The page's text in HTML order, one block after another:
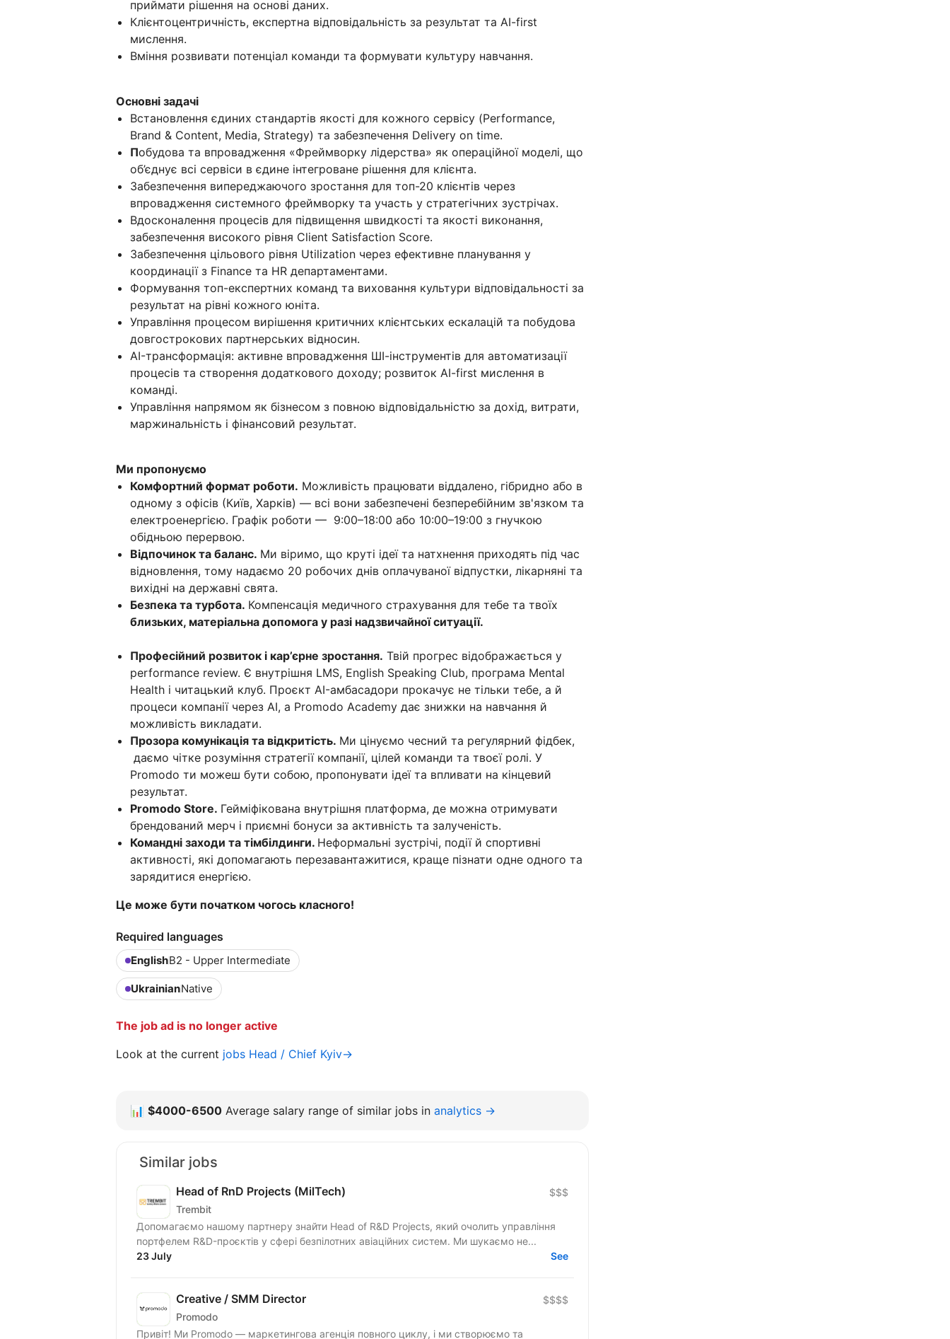
приймати рішення на основі даних.
Клієнтоцентричність, експертна відповідальність за результат та AI-first
мислення.
Вміння розвивати потенціал команди та формувати культуру навчання.
Основні задачі
Встановлення єдиних стандартів якості для кожного сервісу (Performance,
Brand & Content, Media, Strategy) та забезпечення Delivery on time.
Побудова та впровадження «Фреймворку лідерства» як операційної моделі, що
об’єднує всі сервіси в єдине інтегроване рішення для клієнта.
Забезпечення випереджаючого зростання для топ-20 клієнтів через
впровадження системного фреймворку та участь у стратегічних зустрічах.
Вдосконалення процесів для підвищення швидкості та якості виконання,
забезпечення високого рівня Client Satisfaction Score.
Забезпечення цільового рівня Utilization через ефективне планування у
координації з Finance та HR департаментами.
Формування топ-експертних команд та виховання культури відповідальності за
результат на рівні кожного юніта.
Управління процесом вирішення критичних клієнтських ескалацій та побудова
довгострокових партнерських відносин.
AI-трансформація: активне впровадження ШІ-інструментів для автоматизації
процесів та створення додаткового доходу; розвиток AI-first мислення в
команді.
Управління напрямом як бізнесом з повною відповідальністю за дохід, витрати,
маржинальність і фінансовий результат.
Ми пропонуємо
Комфортний формат роботи. Можливість працювати віддалено, гібридно або в
одному з офісів (Київ, Харків) — всі вони забезпечені безперебійним зв'язком та
електроенергією. Графік роботи — 9:00–18:00 або 10:00–19:00 з гнучкою
обідньою перервою.
Відпочинок та баланс. Ми віримо, що круті ідеї та натхнення приходять під час
відновлення, тому надаємо 20 робочих днів оплачуваної відпустки, лікарняні та
вихідні на державні свята.
Безпека та турбота. Компенсація медичного страхування для тебе та твоїх
близьких, матеріальна допомога у разі надзвичайної ситуації.
Професійний розвиток і кар’єрне зростання. Твій прогрес відображається у
performance review. Є внутрішня LMS, English Speaking Club, програма Mental
Health і читацький клуб. Проєкт AI-амбасадори прокачує не тільки тебе, а й
процеси компанії через AI, а Promodo Academy дає знижки на навчання й
можливість викладати.
Прозора комунікація та відкритість. Ми цінуємо чесний та регулярний фідбек,
даємо чітке розуміння стратегії компанії, цілей команди та твоєї ролі. У
Promodo ти можеш бути собою, пропонувати ідеї та впливати на кінцевий
результат.
Promodo Store. Гейміфікована внутрішня платформа, де можна отримувати
брендований мерч і приємні бонуси за активність та залученість.
Командні заходи та тімбілдинги. Неформальні зустрічі, події й спортивні
активності, які допомагають перезавантажитися, краще пізнати одне одного та
зарядитися енергією.
Це може бути початком чогось класного!
Required languages
EnglishB2 - Upper Intermediate
UkrainianNative
The job ad is no longer active
Look at the current jobs Head / Chief Kyiv→
📊 $4000-6500 Average salary range of similar jobs in analytics →
Similar jobs
Head of RnD Projects (MilTech)
Trembit
$$$
Допомагаємо нашому партнеру знайти Head of R&D Projects, який очолить управління
портфелем R&D-проєктів у сфері безпілотних авіаційних систем. Ми шукаємо не...
23 July
See
Creative / SMM Director
Promodo
$$$$
Привіт! Ми Promodo — маркетингова агенція повного циклу, і ми створюємо та